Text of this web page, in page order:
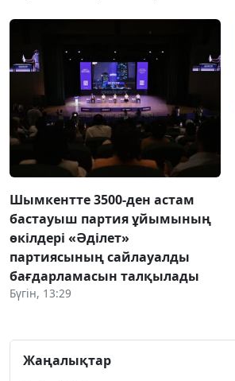
Шымкентте 3500-ден астам
бастауыш партия ұйымының
өкілдері «Әділет»
партиясының сайлауалды
бағдарламасын талқылады
Бүгін, 13:29
Жаңалықтар